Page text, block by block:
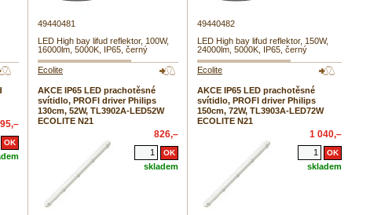
49440481
LED High bay lifud reflektor, 100W,
16000lm, 5000K, IP65, černý
49440482
LED High bay lifud reflektor, 150W,
24000lm, 5000K, IP65, černý
Ecolite
AKCE IP65 LED prachotěsné
svítidlo, PROFI driver Philips
130cm, 52W, TL3902A-LED52W
ECOLITE N21
826,–
skladem
Ecolite
AKCE IP65 LED prachotěsné
svítidlo, PROFI driver Philips
150cm, 72W, TL3903A-LED72W
ECOLITE N21
1 040,–
skladem